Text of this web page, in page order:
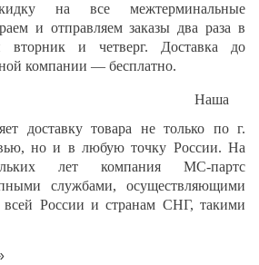
на все межтерминальные
и отправляем заказы два раза в
и четверг. Доставка до
компании — бесплатно.
Наша
доставку товара не только по г.
но и в любую точку России. На
лет компания МС-партс
службами, осуществляющими
всей России и странам СНГ, такими